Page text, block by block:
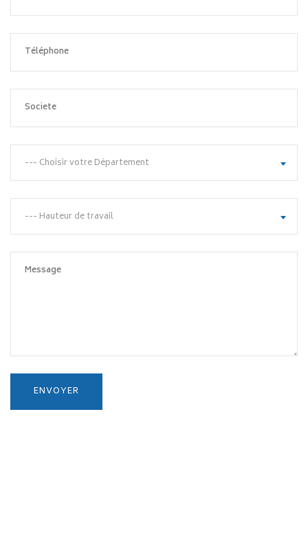
--- Choisir votre Département
--- Hauteur de travail